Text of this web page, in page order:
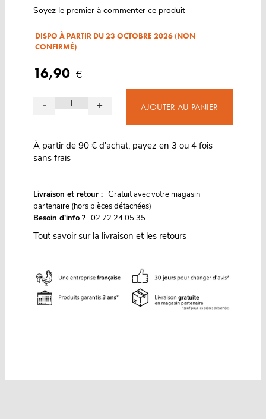
Soyez le premier à commenter ce produit
DISPO À PARTIR DU 23 OCTOBRE 2026 (NON
CONFIRMÉ)
16,90 €
- + AJOUTER AU PANIER
À partir de 90 € d'achat, payez en 3 ou 4 fois
sans frais
Livraison et retour : Gratuit avec votre magasin
partenaire (hors pièces détachées)
Besoin d'info ? 02 72 24 05 35
Tout savoir sur la livraison et les retours